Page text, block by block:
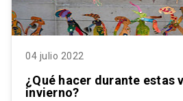
04 julio 2022
¿Qué hacer durante estas
invierno?